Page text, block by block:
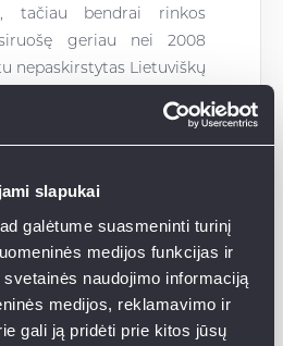
slapukai
galėtume suasmeninti turinį
medijos funkcijas ir
naudojimo informaciją
medijos, reklamavimo ir
gali ją pridėti prie kitos jūsų
tačiau bendrai rinkos
geriau nei 2008
nepaskirstytas Lietuviškų
nuo rodiklio matavimo
metais.Tai reiškia, kad
negu bet kada
taip pat ruošia ir
mokesčių atidėjimai,